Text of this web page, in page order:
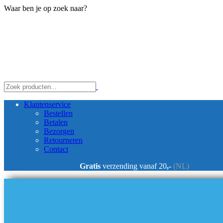
Waar ben je op zoek naar?
Klantenservice
Bestellen
Betalen
Bezorgen
Retourneren
Contact
Gratis verzending vanaf 20,- (NL)